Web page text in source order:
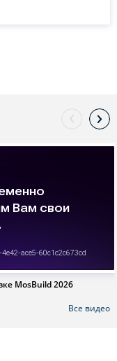
MosBuild 2026
Все видео